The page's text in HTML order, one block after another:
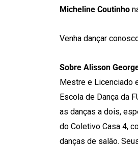
Micheline Coutinho
Venha dançar
Sobre Alisson
Mestre e Licenciado
Escola de Dança da
as danças a dois,
do Coletivo Casa 4,
danças de salão.